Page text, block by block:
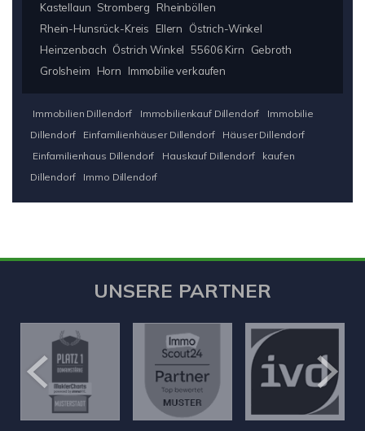
Kastellaun Stromberg
Rheinböllen
Rhein-Hunsrück-Kreis
Ellern
Östrich-Winkel
Heinzenbach Östrich Winkel 55606 Kirn
Gebroth
Grolsheim
Horn Immobilie verkaufen
Immobilien Dillendorf Immobilienkauf Dillendorf
Immobilie
Dillendorf
Einfamilienhäuser Dillendorf
Häuser Dillendorf
Einfamilienhaus Dillendorf
Hauskauf Dillendorf
kaufen
Dillendorf
Immo Dillendorf
UNSERE PARTNER